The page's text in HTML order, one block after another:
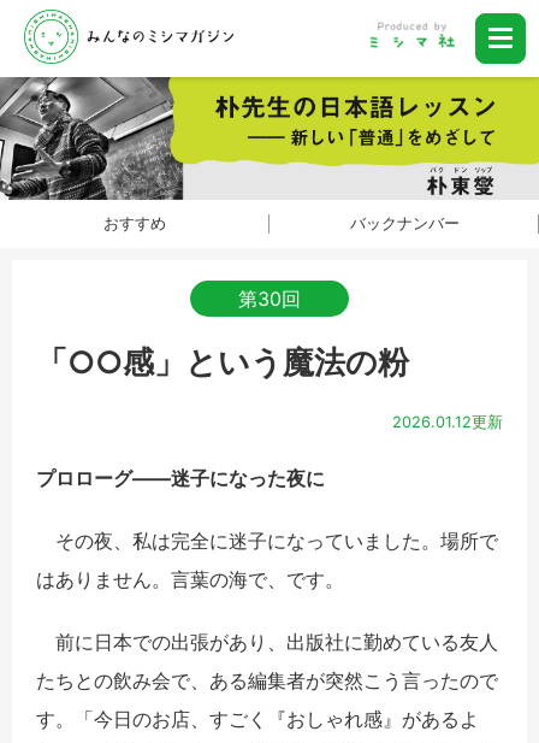
おすすめ バックナンバー
第30回
「○○感」という魔法の粉
2026.01.12更新
プロローグ――迷子になった夜に
その夜、私は完全に迷子になっていました。場所で
はありません。言葉の海で、です。
前に日本での出張があり、出版社に勤めている友人
たちとの飲み会で、ある編集者が突然こう言ったので
す。「今日のお店、すごく『おしゃれ感』があるよ